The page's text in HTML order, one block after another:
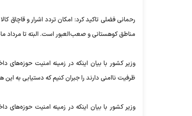
مناطق کوهستانی و صعب‌العبور است. البته تا مرداد
وزیر کشور با بیان اینکه در زمینه امنیت
ظرفیت ناامنی دارند را جبران کنیم که دستیابی به
وزیر کشور با بیان اینکه در زمینه امنیت